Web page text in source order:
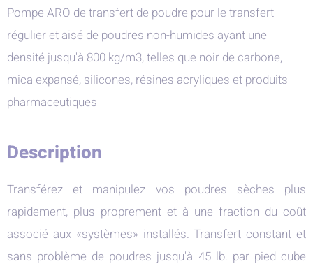
Pompe ARO de transfert de poudre pour le transfert
régulier et aisé de poudres non-humides ayant une
densité jusqu'à 800 kg/m3, telles que noir de carbone,
mica expansé, silicones, résines acryliques et produits
pharmaceutiques
Description
Transférez et manipulez vos poudres sèches plus
rapidement, plus proprement et à une fraction du coût
associé aux «systèmes» installés. Transfert constant et
sans problème de poudres jusqu'à 45 lb. par pied cube